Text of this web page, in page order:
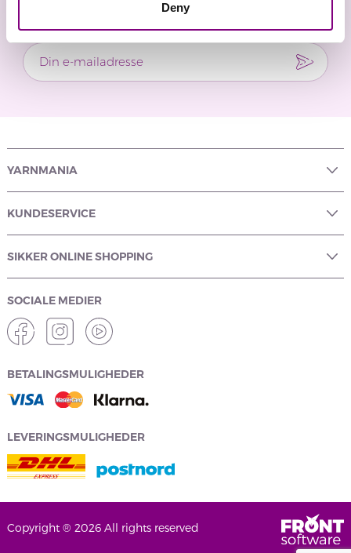
Deny
Gå ikke glip af nyheder og eksklusive tilbud
YARNMANIA
KUNDESERVICE
SIKKER ONLINE SHOPPING
SOCIALE MEDIER
BETALINGSMULIGHEDER
LEVERINGSMULIGHEDER
Copyright ® 2026 All rights reserved